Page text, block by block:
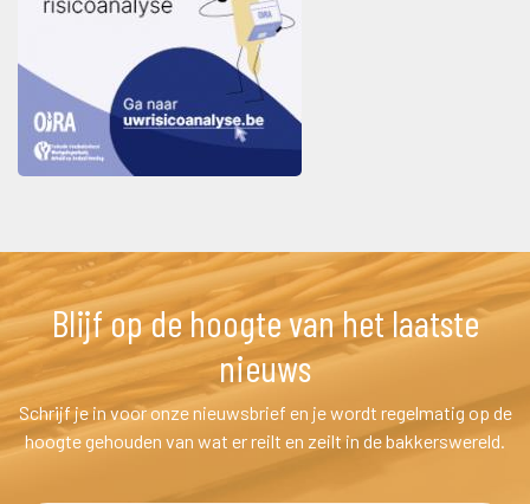
Blijf op de hoogte van het laatste
nieuw
Schrijf je in voor onze nieuwsbrief en je wordt regelmatig op de
hoogte gehouden van wat er reilt en zeilt in de bakkerswereld.